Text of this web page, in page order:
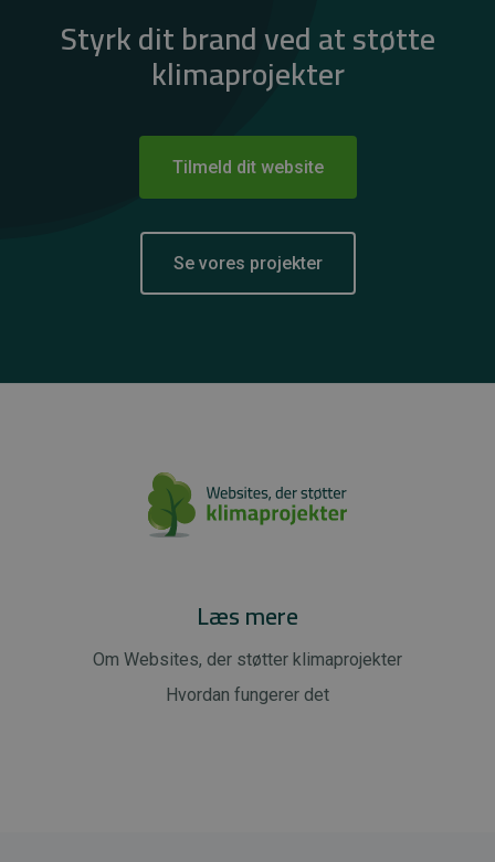
Styrk dit brand ved at støtte
klimaprojekter
Tilmeld dit website
Se vores projekter
Læs mere
Om Websites, der støtter klimaprojekter
Hvordan fungerer det